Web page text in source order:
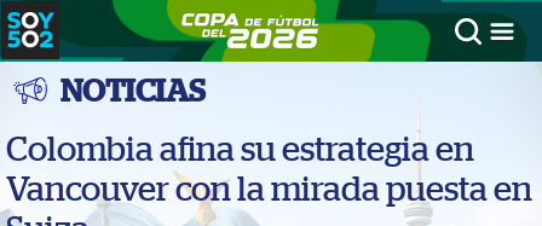
NOTICIAS
Colombia afina su estrategia en
Vancouver con la mirada puesta en